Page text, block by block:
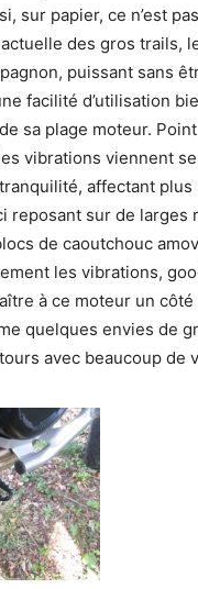
sur papier, ce n’est
des gros trails,
puissant sans
facilité d’utilisation
sa plage moteur.
vibrations viennent
affectant plus
reposant sur de larges
de caoutchouc
les vibrations,
à ce moteur un côté
quelques envies de
avec beaucoup de